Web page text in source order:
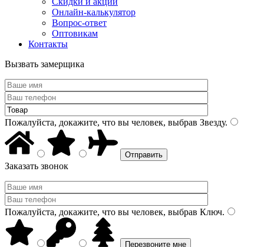
Онлайн-калькулятор
Вопрос-ответ
Оптовикам
Контакты
Вызвать замерщика
Пожалуйста, докажите, что вы человек, выбрав Звезду.
Заказать звонок
Пожалуйста, докажите, что вы человек, выбрав Ключ.